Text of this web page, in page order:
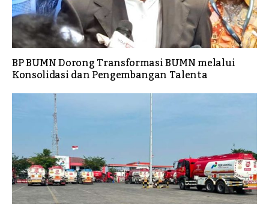
BP BUMN Dorong Transformasi BUMN melalui
Konsolidasi dan Pengembangan Talenta